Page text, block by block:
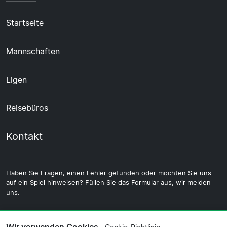
Startseite
Mannschaften
Ligen
Reisebüros
Kontakt
Haben Sie Fragen, einen Fehler gefunden oder möchten Sie uns
auf ein Spiel hinweisen? Füllen Sie das Formular aus, wir melden
uns.